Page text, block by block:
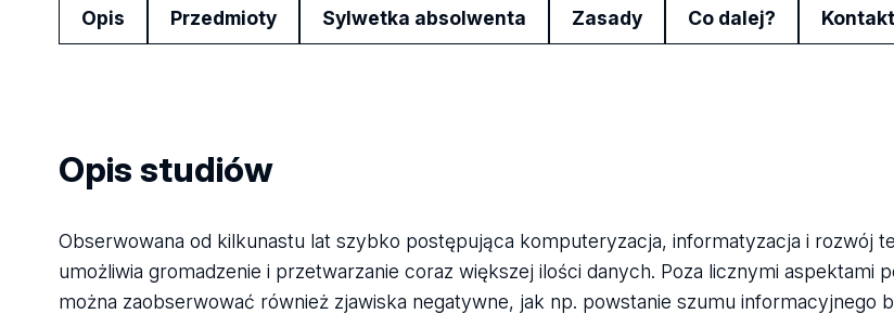
Opis Przedmioty Sylwetka absolwenta Zasady Co dalej?
Opis studiów
Obserwowana od kilkunastu lat szybko postępująca komputeryzacja, informatyzacja i rozwój
umożliwia gromadzenie i przetwarzanie coraz większej ilości danych. Poza licznymi aspektami
można zaobserwować również zjawiska negatywne, jak np. powstanie szumu informacyjnego